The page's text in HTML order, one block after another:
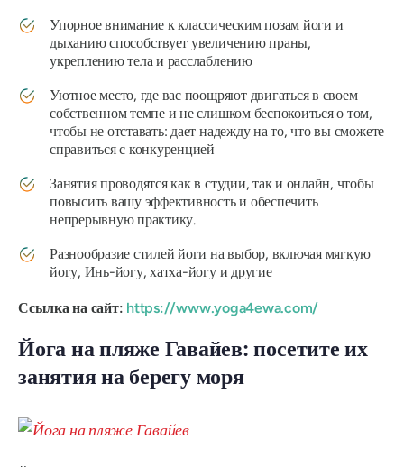
Упорное внимание к классическим позам йоги и
дыханию способствует увеличению праны,
укреплению тела и расслаблению
Уютное место, где вас поощряют двигаться в своем
собственном темпе и не слишком беспокоиться о том,
чтобы не отставать: дает надежду на то, что вы сможете
справиться с конкуренцией
Занятия проводятся как в студии, так и онлайн, чтобы
повысить вашу эффективность и обеспечить
непрерывную практику.
Разнообразие стилей йоги на выбор, включая мягкую
йогу, Инь-йогу, хатха-йогу и другие
Ссылка на сайт: https://www.yoga4ewa.com/
Йога на пляже Гавайев: посетите их
занятия на берегу моря